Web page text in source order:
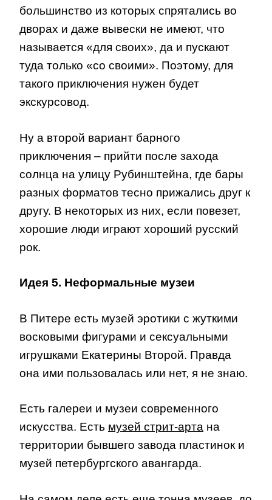
большинство из которых спрятались во
дворах и даже вывески не имеют, что
называется «для своих», да и пускают
туда только «со своими». Поэтому, для
такого приключения нужен будет
экскурсовод.
Ну а второй вариант барного
приключения – прийти после захода
солнца на улицу Рубинштейна, где бары
разных форматов тесно прижались друг к
другу. В некоторых из них, если повезет,
хорошие люди играют хороший русский
рок.
Идея 5. Неформальные музеи
В Питере есть музей эротики с жуткими
восковыми фигурами и сексуальными
игрушками Екатерины Второй. Правда
она ими пользовалась или нет, я не знаю.
Есть галереи и музеи современного
искусства. Есть музей стрит-арта на
территории бывшего завода пластинок и
музей петербургского авангарда.